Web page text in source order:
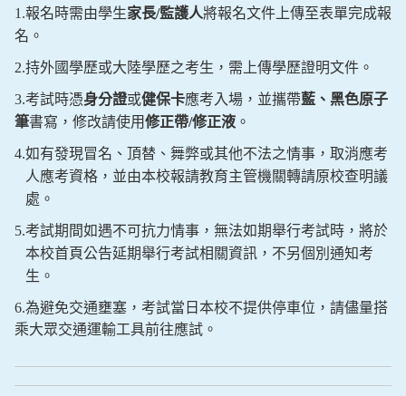
1.報名時需由學生家長/監護人將報名文件上傳至表單完成報
名。
2.持外國學歷或大陸學歷之考生，需上傳學歷證明文件。
3.考試時憑身分證或健保卡應考入場，並攜帶藍、黑色原子
筆書寫，修改請使用修正帶/修正液 。
4.如有發現冒名、頂替、舞弊或其他不法之情事，取消應考
人應考資格，並由本校報請教育主管機關轉請原校查明議
處。
5.考試期間如遇不可抗力情事，無法如期舉行考試時，將於
本校首頁公告延期舉行考試相關資訊，不另個別通知考
生。
6.為避免交通壅塞，考試當日本校不提供停車位，請儘量搭
乘大眾交通運輸工具前往應試。